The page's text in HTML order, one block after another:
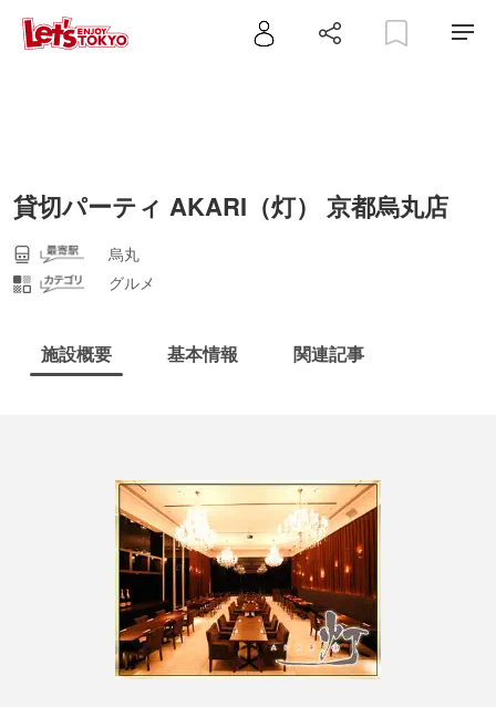
貸切パーティ AKARI（灯） 京都烏丸店
烏丸
グルメ
施設概要 基本情報 関連記事